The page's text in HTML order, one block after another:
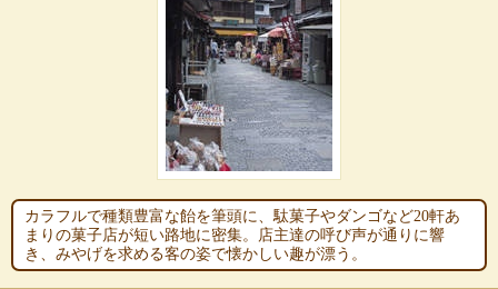
カラフルで種類豊富な飴を筆頭に、駄菓子やダンゴなど20軒あ
まりの菓子店が短い路地に密集。店主達の呼び声が通りに響
き、みやげを求める客の姿で懐かしい趣が漂う。